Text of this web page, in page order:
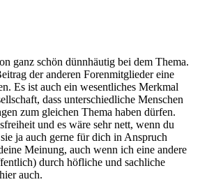
ganz schön dünnhäutig bei dem Thema.
der anderen Forenmitglieder eine
Es ist auch ein wesentliches Merkmal
dass unterschiedliche Menschen
zum gleichen Thema haben dürfen.
und es wäre sehr nett, wenn du
ja auch gerne für dich in Anspruch
Meinung, auch wenn ich eine andere
durch höfliche und sachliche
auch.